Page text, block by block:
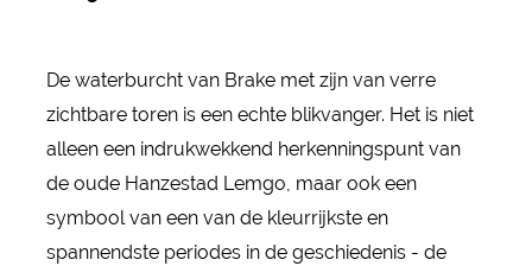
De waterburcht van Brake met zijn van verre
zichtbare toren is een echte blikvanger. Het is niet
alleen een indrukwekkend herkenningspunt van
de oude Hanzestad Lemgo, maar ook een
symbool van een van de kleurrijkste en
spannendste periodes in de geschiedenis - de